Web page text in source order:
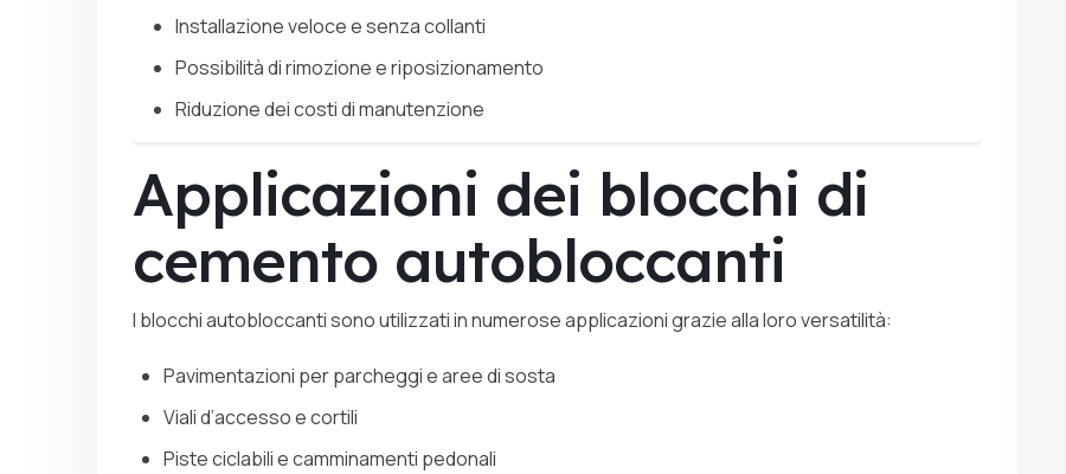
Installazione veloce e senza collanti
Possibilità di rimozione e riposizionamento
Riduzione dei costi di manutenzione
Applicazioni dei blocchi di
cemento autobloccanti
I blocchi autobloccanti sono utilizzati in numerose applicazioni grazie alla loro versatilità:
Pavimentazioni per parcheggi e aree di sosta
Viali d’accesso e cortili
Piste ciclabili e camminamenti pedonali